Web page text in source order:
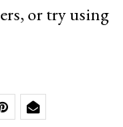
or try using